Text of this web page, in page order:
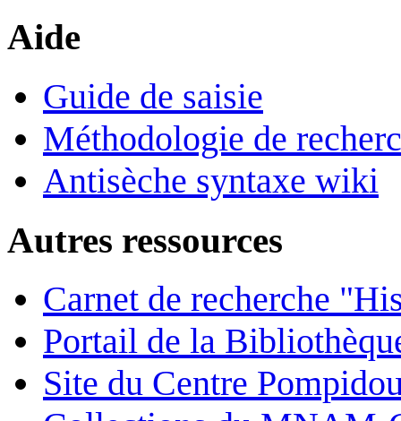
Aide
Guide de saisie
Méthodologie de
Antisèche syntaxe wiki
Autres ressources
Carnet de recherche
Portail de la
Site du Centre